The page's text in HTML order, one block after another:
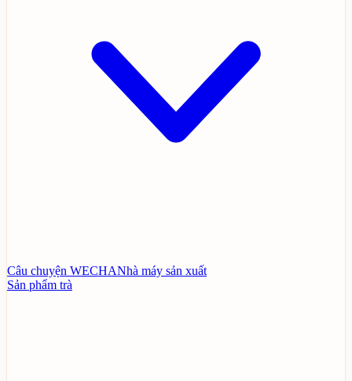
Câu chuyện WECHANhà máy sản xuất
Sản phẩm trà